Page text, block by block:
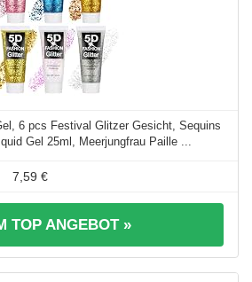
6 pcs Festival Glitzer Gesicht, Sequins
Gel 25ml, Meerjungfrau Paille ...
7,59 €
TOP ANGEBOT »